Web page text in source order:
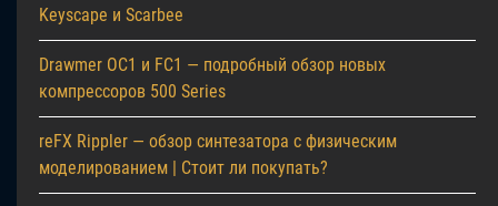
Keyscape и Scarbee
Drawmer OC1 и FC1 — подробный обзор новых
компрессоров 500 Series
reFX Rippler — обзор синтезатора с физическим
моделированием | Стоит ли покупать?